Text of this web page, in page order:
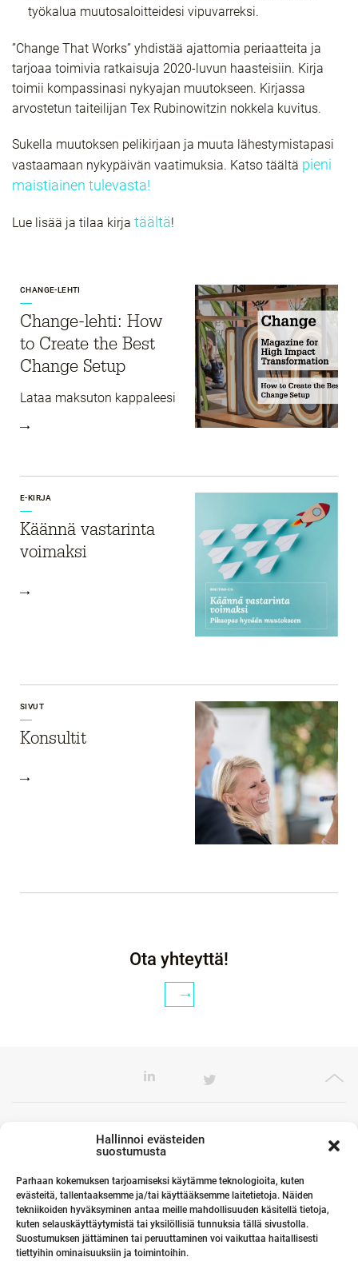
Hallinnoi evästeiden
suostumusta
Parhaan kokemuksen tarjoamiseksi käytämme teknologioita, kuten
evästeitä, tallentaaksemme ja/tai käyttääksemme laitetietoja. Näiden
tekniikoiden hyväksyminen antaa meille mahdollisuuden käsitellä tietoja,
kuten selauskäyttäytymistä tai yksilöllisiä tunnuksia tällä sivustolla.
Suostumuksen jättäminen tai peruuttaminen voi vaikuttaa haitallisesti
tiettyihin ominaisuuksiin ja toimintoihin.
työkalua muutosaloitteidesi vipuvarreksi.
”Change That Works” yhdistää ajattomia periaatteita ja
tarjoaa toimivia ratkaisuja 2020-luvun haasteisiin. Kirja
toimii kompassinasi nykyajan muutokseen. Kirjassa
arvostetun taiteilijan Tex Rubinowitzin nokkela kuvitus.
Sukella muutoksen pelikirjaan ja muuta lähestymistapasi
vastaamaan nykypäivän vaatimuksia. Katso täältä pieni
maistiainen tulevasta!
Lue lisää ja tilaa kirja täältä!
CHANGE-LEHTI
Change-lehti: How
to Create the Best
Change Setup
Lataa maksuton kappaleesi
E-KIRJA
Käännä vasta­rinta
voimaksi
SIVUT
Konsultit
Ota yhteyttä!
Toimistomme Euroopassa
Kumppanimme maailmalla